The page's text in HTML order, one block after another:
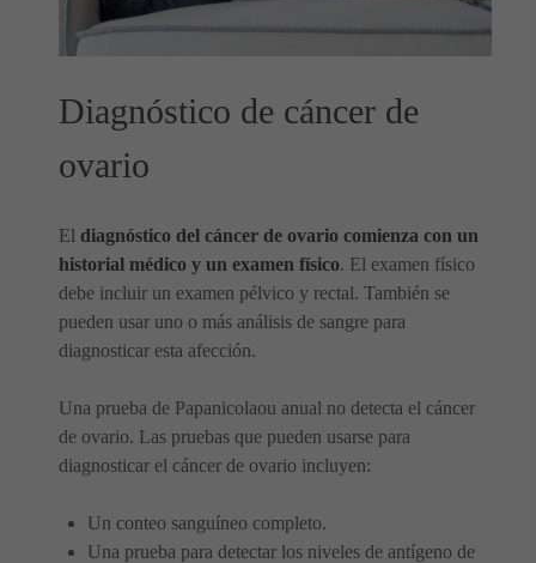
Diagnóstico de cáncer de
ovario
El diagnóstico del cáncer de ovario comienza con un
historial médico y un examen físico. El examen físico
debe incluir un examen pélvico y rectal. También se
pueden usar uno o más análisis de sangre para
diagnosticar esta afección.
Una prueba de Papanicolaou anual no detecta el cáncer
de ovario. Las pruebas que pueden usarse para
diagnosticar el cáncer de ovario incluyen:
Un conteo sanguíneo completo.
Una prueba para detectar los niveles de antígeno de